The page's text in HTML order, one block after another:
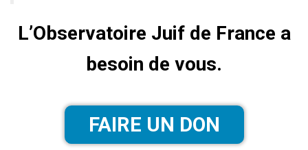
L’Observatoire Juif de France a
besoin de vous.